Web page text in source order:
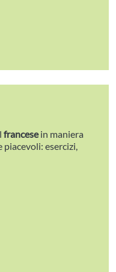
francesein maniera
piacevoli: esercizi,